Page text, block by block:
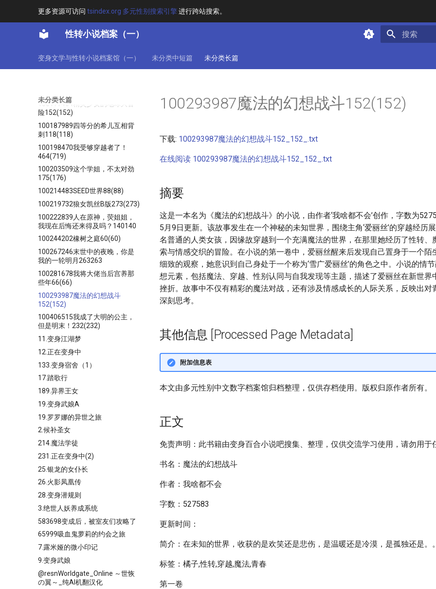
更多资源可访问 tsindex.org 多元性别搜索引擎进行跨站搜索。
性转小说档案（一）
变身文学与性转小说档案馆（一） 未分类中短篇 未分类长篇
未分类长篇
100150259方舟上的黑手党
100155766惊！变成鬼怪少女的
100170670二次元的英灵殿
180(180)
100177404精灵少女的地球大冒
险152(152)
100187989四等分的希儿互相背
刺118(118)
100198470我受够穿越者了！
464(719)
100203509这个学姐，不太对劲
175(176)
100214483SEED世界88(88)
100219732狼女凯丝B版273(273)
100222839人在原神，荧姐姐，
我现在后悔还来得及吗？140140
100244202橡树之庭60(60)
100267246末世中的夜晚，你是
我的一轮明月263263
100281678我将大佬当后宫养那
些年66(66)
100293987魔法的幻想战斗
152(152)
100406515我成了大明的公主，
但是明末！232(232)
11.变身江湖梦
12.正在变身中
133.变身宿舍（1）
17.踏歌行
189.异界王女
19.变身武娘A
19.罗罗娜的异世之旅
2.候补圣女
214.魔法学徒
231.正在变身中(2)
25.银龙的女仆长
26.火影凤凰传
28.变身潜规则
3.绝世人妖养成系统
583698变成后，被室友们攻略了
65999吸血鬼萝莉的约会之旅
7.露米娅的微小印记
9.变身武娘
@resnWorldgate_Online ～世恢
の翼～_纯AI机翻汉化
100293987魔法的幻想战斗152(152)
下载: 100293987魔法的幻想战斗152_152_.txt
在线阅读 100293987魔法的幻想战斗152_152_.txt
摘要
这是一本名为《魔法的幻想战斗》的小说，由作者‘我啥都不会’创作，字数为
5月9日更新。该故事发生在一个神秘的未知世界，围绕主角‘爱丽丝’的穿越经历
名普通的人类女孩，因缘故穿越到一个充满魔法的世界，在那里她经历了性转、
索与情感交织的冒险。在小说的第一卷中，爱丽丝醒来后发现自己置身于一个陌
细致的观察，她意识到自己身处于一个称为‘雪广爱丽丝’的角色之中。小说的情
想元素，包括魔法、穿越、性别认同与自我发现等主题，描述了爱丽丝在新世界
挫折。故事中不仅有精彩的魔法对战，还有涉及情感成长的人际关系，反映出对
深刻思考。
其他信息 [Processed Page Metadata]
附加信息表
本文由多元性别中文数字档案馆归档整理，仅供存档使用。版权归原作者所有。
正文
免责声明：此书籍由变身百合小说吧搜集、整理，仅供交流学习使用，请勿用于
书名：魔法的幻想战斗
作者：我啥都不会
字数：527583
更新时间：
简介：在未知的世界，收获的是欢笑还是悲伤，是温暖还是冷漠，是孤独还是。
标签：橘子,性转,穿越,魔法,青春
第一卷